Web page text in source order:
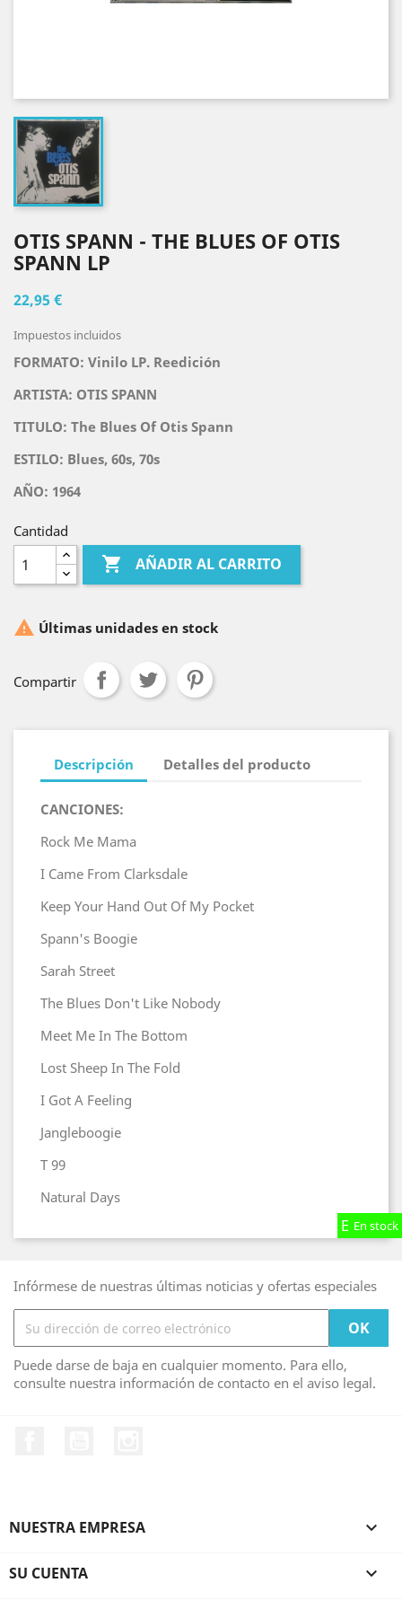
OTIS SPANN - THE BLUES OF OTIS
SPANN LP
22,95 €
En stock
Impuestos incluidos
En stock
En stock
FORMATO: Vinilo LP. Reedición
ARTISTA: OTIS SPANN
TITULO: The Blues Of Otis Spann
ESTILO: Blues, 60s, 70s
AÑO: 1964
Cantidad
 AÑADIR AL CARRITO
 Últimas unidades en stock
Compartir
Descripción Detalles del producto
CANCIONES:
Rock Me Mama
I Came From Clarksdale
Keep Your Hand Out Of My Pocket
Spann's Boogie
Sarah Street
The Blues Don't Like Nobody
Meet Me In The Bottom
Lost Sheep In The Fold
I Got A Feeling
Jangleboogie
T 99
Natural Days
Infórmese de nuestras últimas noticias y ofertas especiales
Puede darse de baja en cualquier momento. Para ello,
consulte nuestra información de contacto en el aviso legal.
NUESTRA EMPRESA 
SU CUENTA 